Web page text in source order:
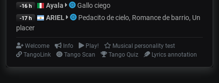
-16 h Ayala Gallo ciego
-17 h ARIEL
Pedacito de cielo, Romance de barrio, Un
placer
Welcome Info Play!
Musical personality test
TangoLink
Tango Scan Tango Quiz Lyrics annotation